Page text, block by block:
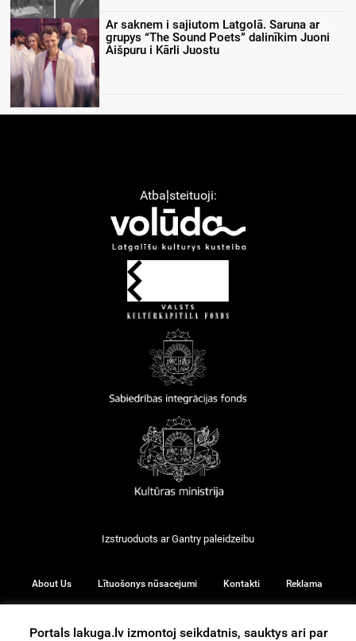
Ar saknem i sajiutom Latgolā. Saruna ar
grupys “The Sound Poets” dalinīkim Juoni
Aišpuru i Kārli Juostu
Atbaļsteituoji:
Izstruoduots arGantry paleidzeibu
About Us Lītuošonys nūsacejumi Kontakti Reklama
Portals lakuga.lv izmontoj seikdatnis, sauktys ari par